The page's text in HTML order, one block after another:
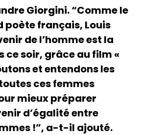
Giorgini. “Comme le
poète français, Louis
de l’homme est la
ce soir, grâce au film «
et entendons les
ces femmes
mieux préparer
d’égalité entre
!”, a-t-il ajouté.